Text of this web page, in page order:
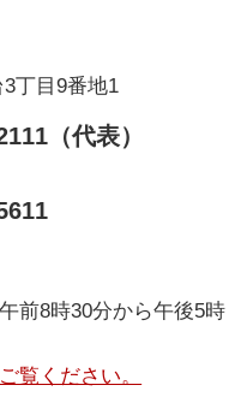
丁目9番地1
（代表）
前8時30分から午後5時
覧ください。